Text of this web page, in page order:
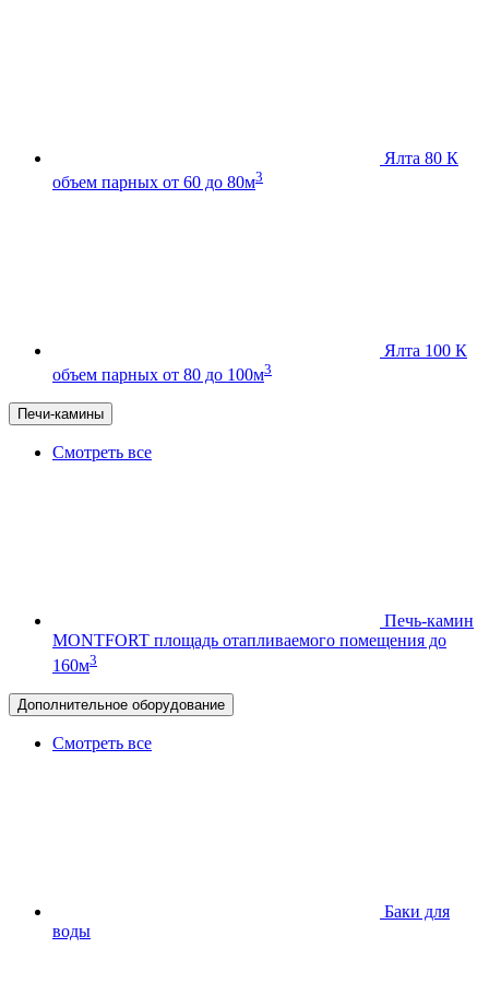
Ялта 80 К
объем парных от 60 до 80м3
Ялта 100 К
объем парных от 80 до 100м3
Печи-камины
Смотреть все
Печь-камин
MONTFORT площадь отапливаемого помещения до
160м3
Дополнительное оборудование
Смотреть все
Баки для
воды